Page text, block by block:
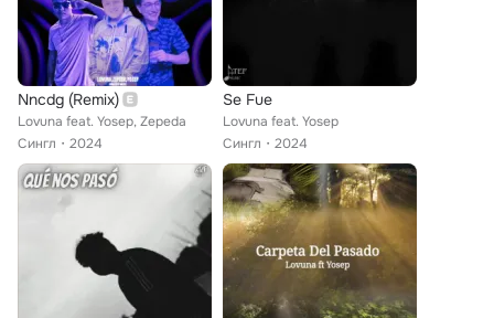
Nncdg (Remix)
Lovuna feat. Yosep, Zepeda
Сингл
2024
Se Fue
Lovuna feat. Yosep
Сингл
2024